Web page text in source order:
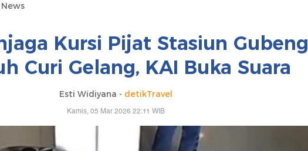
Kursi Pijat Stasiun Gubeng
Curi Gelang, KAI Buka Suara
Esti Widiyana - detikTravel
Kamis, 05 Mar 2026 22:11 WIB